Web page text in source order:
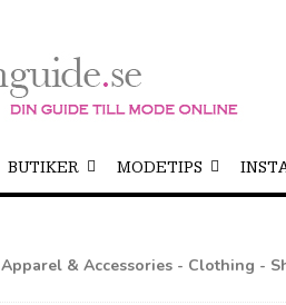
BUTIKER MODETIPS
Apparel & Accessories - Clothing -